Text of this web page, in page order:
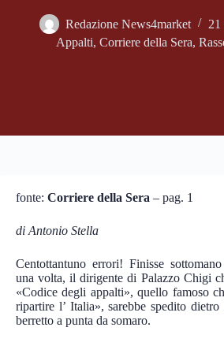
Redazione News4market
Appalti,Corriere della Sera,
fonte: Corriere della Sera – pag. 1
di Antonio Stella
Centottantuno errori! Finisse
una volta, il dirigente di Palazzo Chigi
«Codice degli appalti», quello famoso
ripartire l’ Italia», sarebbe spedito
berretto a punta da somaro.